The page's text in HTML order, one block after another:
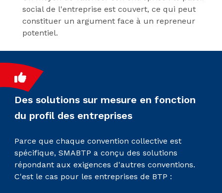
social de l'entreprise est couvert, ce qui peut
constituer un argument face à un repreneur
potentiel.
Des solutions sur mesure en fonction
du profil des entreprises
Parce que chaque convention collective est
spécifique, SMABTP a conçu des solutions
répondant aux exigences d'autres conventions.
C'est le cas pour les entreprises de BTP :